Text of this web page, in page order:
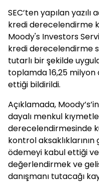
SEC’ten yapılan yazılı
kredi derecelendirme
Moody's Investors
kredi derecelendirme
tutarlı bir şekilde
toplamda 16,25
ettiği bildirildi.
Açıklamada,
dayalı menkul
derecelendirmesinde
kontrol
ödemeyi kabul ettiği
değerlendirmek ve
danışmanı tutacağı